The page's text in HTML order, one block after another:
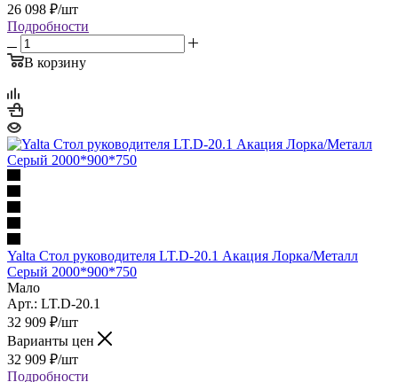
26 098 ₽/шт
Подробности
В корзину
Yalta Стол руководителя LT.D-20.1 Акация Лорка/Металл
Серый 2000*900*750
Мало
Арт.: LT.D-20.1
32 909 ₽/шт
Варианты цен
32 909 ₽/шт
Подробности